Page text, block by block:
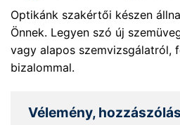
Optikánk szakértői készen
Önnek. Legyen szó új
vagy alapos szemvizsgálatról,
bizalommal.
Vélemény,